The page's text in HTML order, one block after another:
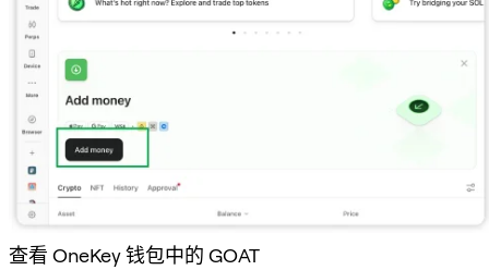
查看 OneKey 钱包中的 GOAT